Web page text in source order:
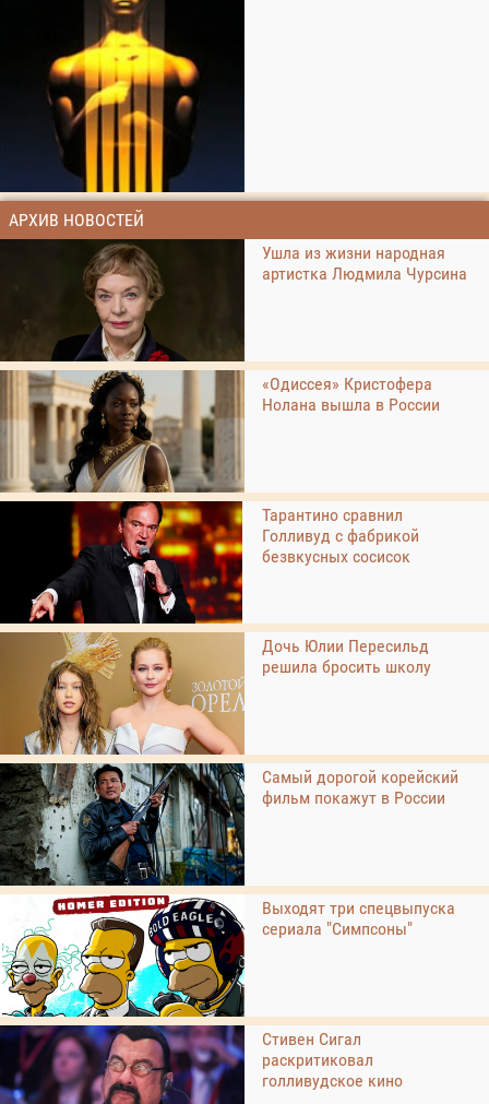
АРХИВ НОВОСТЕЙ
Ушла из жизни народная
артистка Людмила Чурсина
«Одиссея» Кристофера
Нолана вышла в России
Тарантино сравнил
Голливуд с фабрикой
безвкусных сосисок
Дочь Юлии Пересильд
решила бросить школу
Самый дорогой корейский
фильм покажут в России
Выходят три спецвыпуска
сериала "Симпсоны"
Стивен Сигал
раскритиковал
голливудское кино